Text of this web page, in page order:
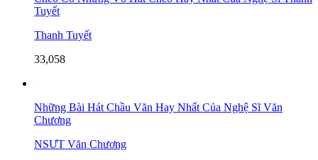
Tuyết
Thanh Tuyết
33,058
Những Bài Hát Chầu Văn Hay Nhất Của Nghệ Sĩ Văn
Chương
NSƯT Văn Chương